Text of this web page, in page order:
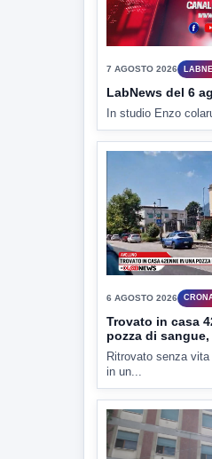
ULTIMI
7 AGOSTO 2026
LabNews del 6
In studio Enzo